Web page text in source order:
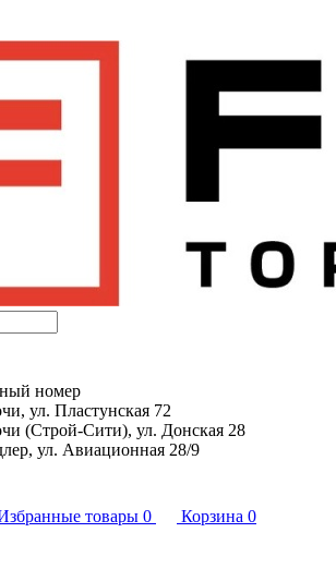
номер
ул. Пластунская 72
(Строй-Сити), ул. Донская 28
ул. Авиационная 28/9
товары 0 Корзина 0